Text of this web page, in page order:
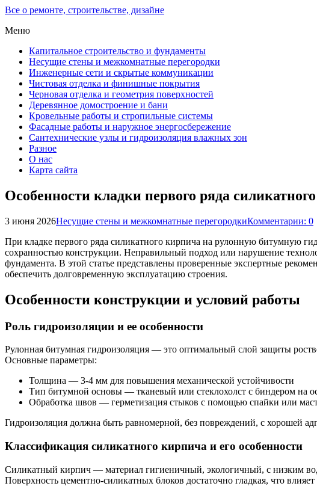
Все о ремонте, строительстве, дизайне
Меню
Капитальное строительство и фундаменты
Несущие стены и межкомнатные перегородки
Инженерные сети и скрытые коммуникации
Чистовая отделка и финишные покрытия
Черновая отделка и геометрия поверхностей
Деревянное домостроение и бани
Кровельные работы и стропильные системы
Фасадные работы и наружное энергосбережение
Сантехнические узлы и гидроизоляция влажных зон
Разное
О нас
Карта сайта
Особенности кладки первого ряда
3 июня 2026Несущие стены и межкомнатные перегородкиКомментарии: 0
При кладке первого ряда силикатного кирпича на рулонную битумную
сохранностью конструкции. Неправильный подход или нарушение
фундамента. В этой статье представлены проверенные экспертные
обеспечить долговременную эксплуатацию строения.
Особенности конструкции и условий работы
Роль гидроизоляции и ее особенности
Рулонная битумная гидроизоляция — это оптимальный слой защиты
Основные параметры:
Толщина — 3-4 мм для повышения механической устойчивости
Тип битумной основы — тканевый или стеклохолст с биндером на
Обработка швов — герметизация стыков с помощью спайки или
Гидроизоляция должна быть равномерной, без повреждений, с хорошей
Классификация силикатного кирпича и его особенности
Силикатный кирпич — материал гигиеничный, экологичный, с низким
Поверхность цементно-силикатных блоков достаточно гладкая, что